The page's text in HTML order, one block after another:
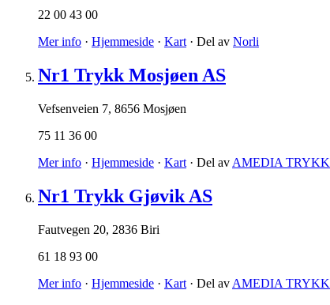
22 00 43 00
Mer info · Hjemmeside · Kart · Del av Norli
Nr1 Trykk Mosjøen AS
Vefsenveien 7, 8656 Mosjøen
75 11 36 00
Mer info · Hjemmeside · Kart · Del av AMEDIA
Nr1 Trykk Gjøvik AS
Fautvegen 20, 2836 Biri
61 18 93 00
Mer info · Hjemmeside · Kart · Del av AMEDIA